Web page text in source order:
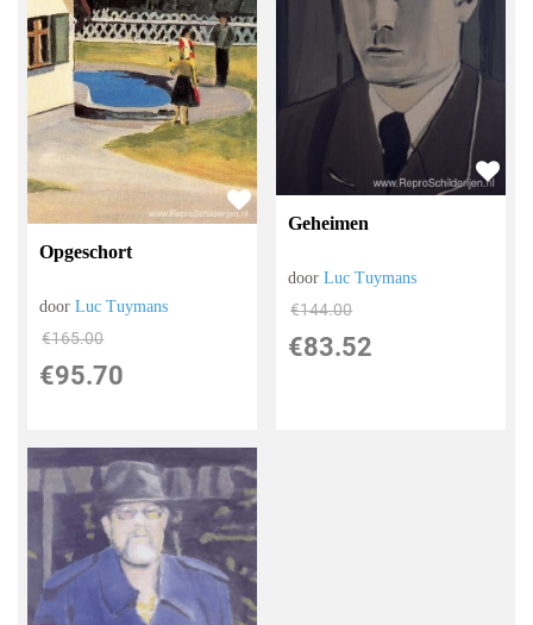
Opgeschort
doorLuc Tuymans
€165.00
€95.70
Geheimen
doorLuc Tuymans
€144.00
€83.52